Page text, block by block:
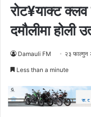
रोट¥याक्ट
दमौलीमा होली
Damauli FM २३ फाल्गुन
Less than a minute